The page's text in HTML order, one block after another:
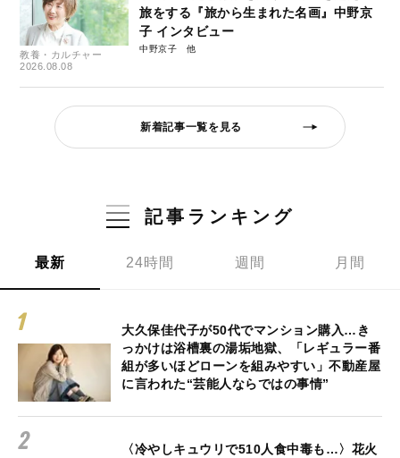
教養・カルチャー
2026.08.08
旅をする『旅から生まれた名画』中野京
子 インタビュー
中野京子
新着記事一覧を見る
記事ランキング
最新 24時間 週間 月間
大久保佳代子が50代でマンション購入…き
っかけは浴槽裏の湯垢地獄、「レギュラー番
組が多いほどローンを組みやすい」不動産屋
に言われた“芸能人ならではの事情”
〈冷やしキュウリで510人食中毒も…〉花火